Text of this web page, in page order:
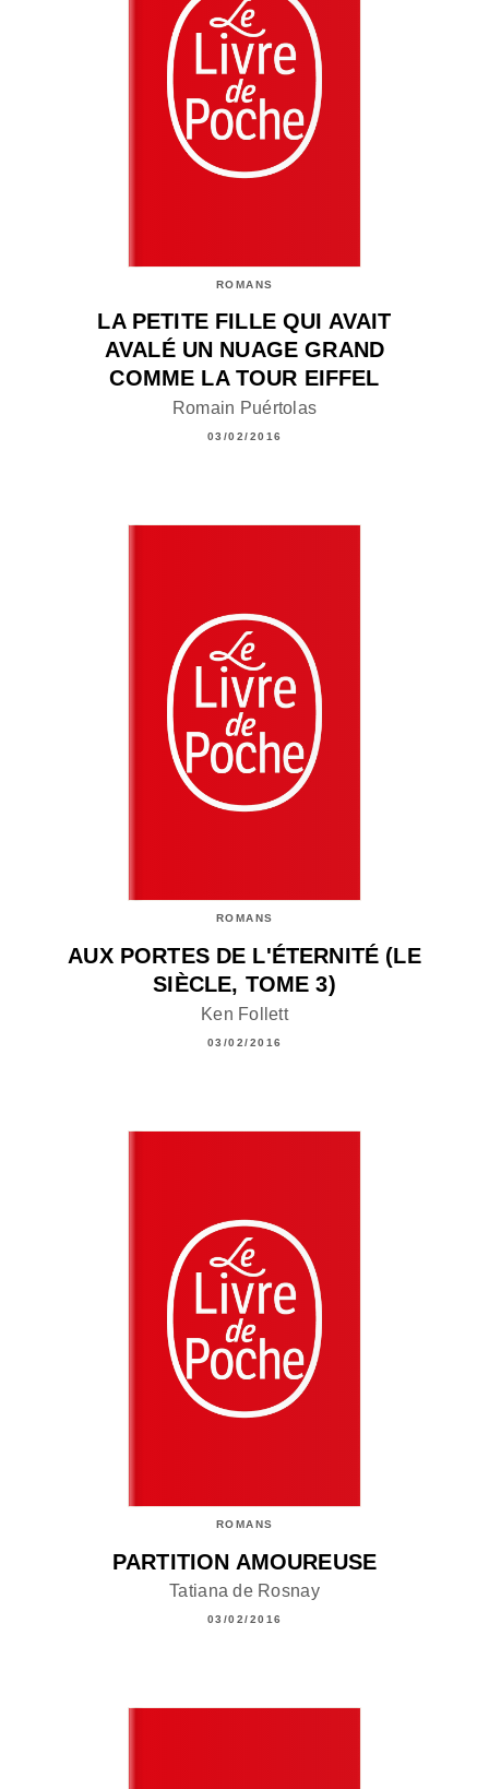
ROMANS
LA PETITE FILLE QUI AVAIT
AVALÉ UN NUAGE GRAND
COMME LA TOUR EIFFEL
Romain Puértolas
03/02/2016
ROMANS
AUX PORTES DE L'ÉTERNITÉ (LE
SIÈCLE, TOME 3)
Ken Follett
03/02/2016
ROMANS
PARTITION AMOUREUSE
Tatiana de Rosnay
03/02/2016